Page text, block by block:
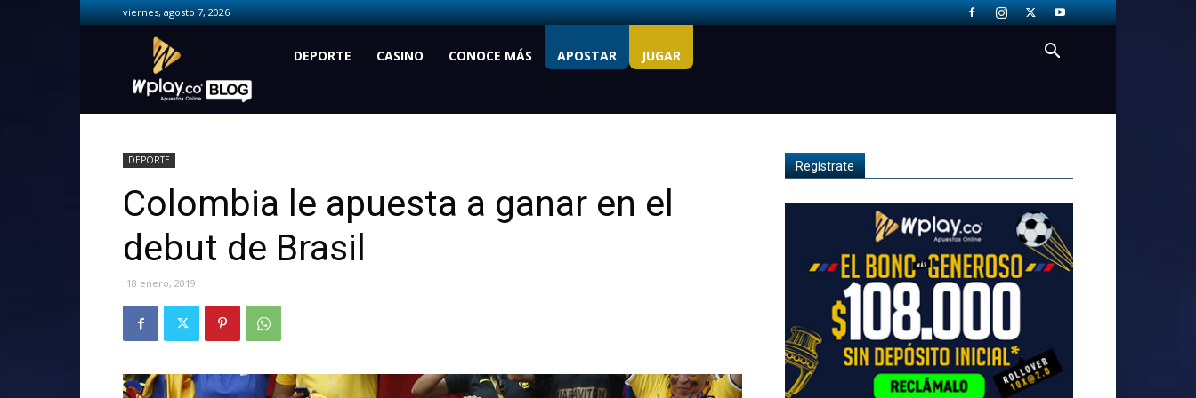
viernes, agosto 7, 2026
Wplay.co
DEPORTE CASINO CONOCE MÁS APOSTAR JUGAR
DEPORTE
Colombia le apuesta a ganar en el
debut de Brasil
18 enero, 2019
Regístrate